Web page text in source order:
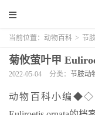
当前位置： 动物百科 > 节
菊攸萤叶甲
2022-05-04 分类： 节肢动
动物百科小编◆◇